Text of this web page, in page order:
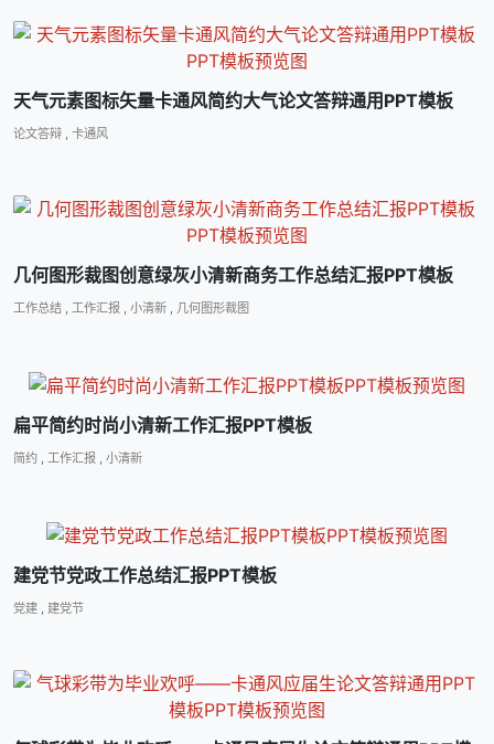
天气元素图标矢量卡通风简约大气论文答辩通用PPT模板
论文答辩 , 卡通风
几何图形裁图创意绿灰小清新商务工作总结汇报PPT模板
工作总结 , 工作汇报 , 小清新 , 几何图形裁图
扁平简约时尚小清新工作汇报PPT模板
简约 , 工作汇报 , 小清新
建党节党政工作总结汇报PPT模板
党建 建党节